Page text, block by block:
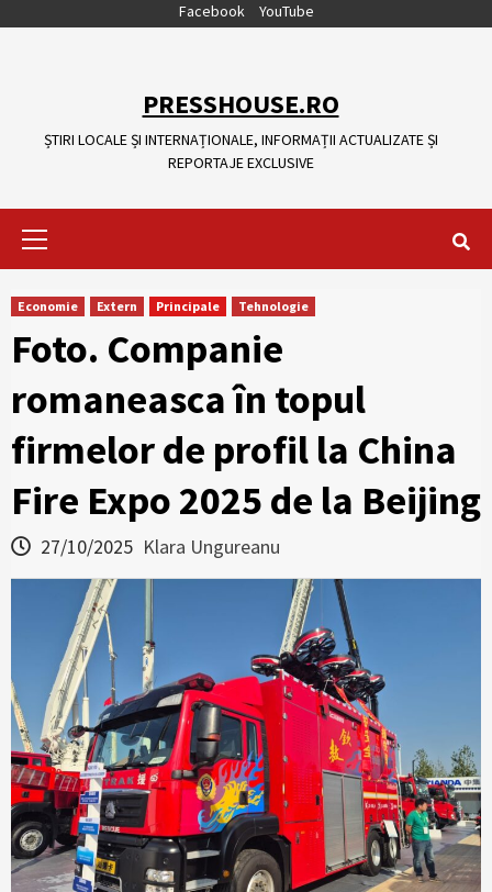
Facebook YouTube
PRESSHOUSE.RO
ȘTIRI LOCALE ȘI INTERNAȚIONALE, INFORMAȚII ACTUALIZATE ȘI
REPORTAJE EXCLUSIVE
Economie Extern Principale Tehnologie
Foto. Companie
romaneasca în topul
firmelor de profil la China
Fire Expo 2025 de la Beijing
27/10/2025 Klara Ungureanu